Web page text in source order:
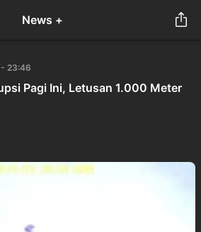
News +
23:46
Pagi Ini, Letusan 1.000 Meter